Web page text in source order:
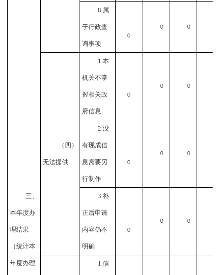
三、
本年度办
理结果
（统计本
年度办理
8.属
于行政查
询事项
0
0 0
（四）
无法提供
1.本
机关不掌
握相关政
府信息
0
0 0
2.没
有现成信
息需要另
行制作
0
0 0
3.补
正后申请
内容仍不
明确
0
0 0
1.信